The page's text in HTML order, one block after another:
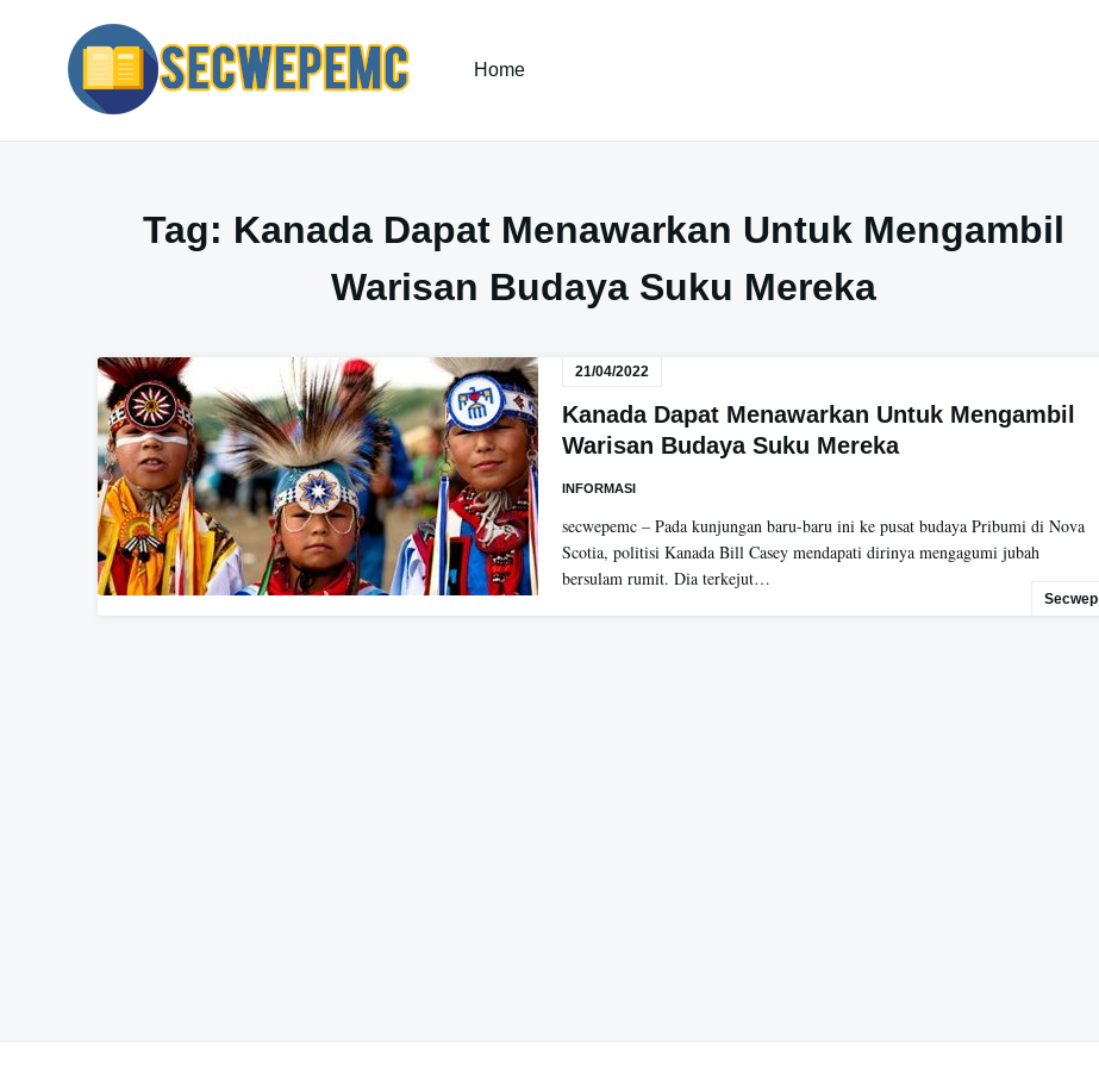
Home
Tag: Kanada Dapat Menawarkan Untuk Mengambil
Warisan Budaya Suku Mereka
21/04/2022
Kanada Dapat Menawarkan Untuk Mengambil
Warisan Budaya Suku Mereka
INFORMASI
secwepemc – Pada kunjungan baru-baru ini ke pusat budaya Pribumi di Nova
Scotia, politisi Kanada Bill Casey mendapati dirinya mengagumi jubah
bersulam rumit. Dia terkejut…
Secwep